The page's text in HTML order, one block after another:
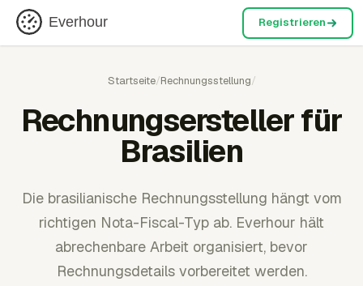
Everhour Registrieren
Startseite/Rechnungsstellung/
Rechnungsersteller für
Brasilien
Die brasilianische Rechnungsstellung hängt vom
richtigen Nota-Fiscal-Typ ab. Everhour hält
abrechenbare Arbeit organisiert, bevor
Rechnungsdetails vorbereitet werden.